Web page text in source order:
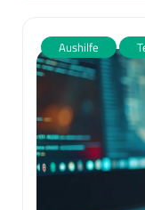
Aushilfe